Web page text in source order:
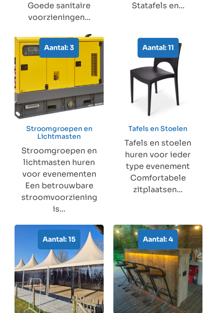
Goede sanitaire
voorzieningen...
Statafels en...
Aantal: 3
Stroomgroepen en
Lichtmasten
Stroomgroepen en
lichtmasten huren
voor evenementen
Een betrouwbare
stroomvoorziening
is...
Aantal: 11
Tafels en Stoelen
Tafels en stoelen
huren voor ieder
type evenement
Comfortabele
zitplaatsen...
Aantal: 15 Aantal: 4